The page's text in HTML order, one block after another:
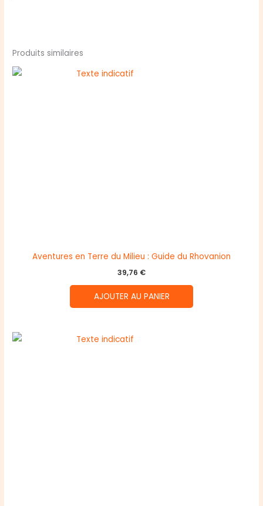
Produits similaires
Aventures en Terre du Milieu : Guide du Rhovanion
39,76 €
AJOUTER AU PANIER